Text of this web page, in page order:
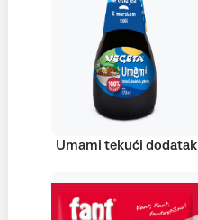
Umami tekući dodatak